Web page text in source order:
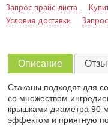
Запрос прайс-листа
Условия доставки
Описание
Стаканы подходят для
со множеством
крышками диаметра 90
эффектом и приятную